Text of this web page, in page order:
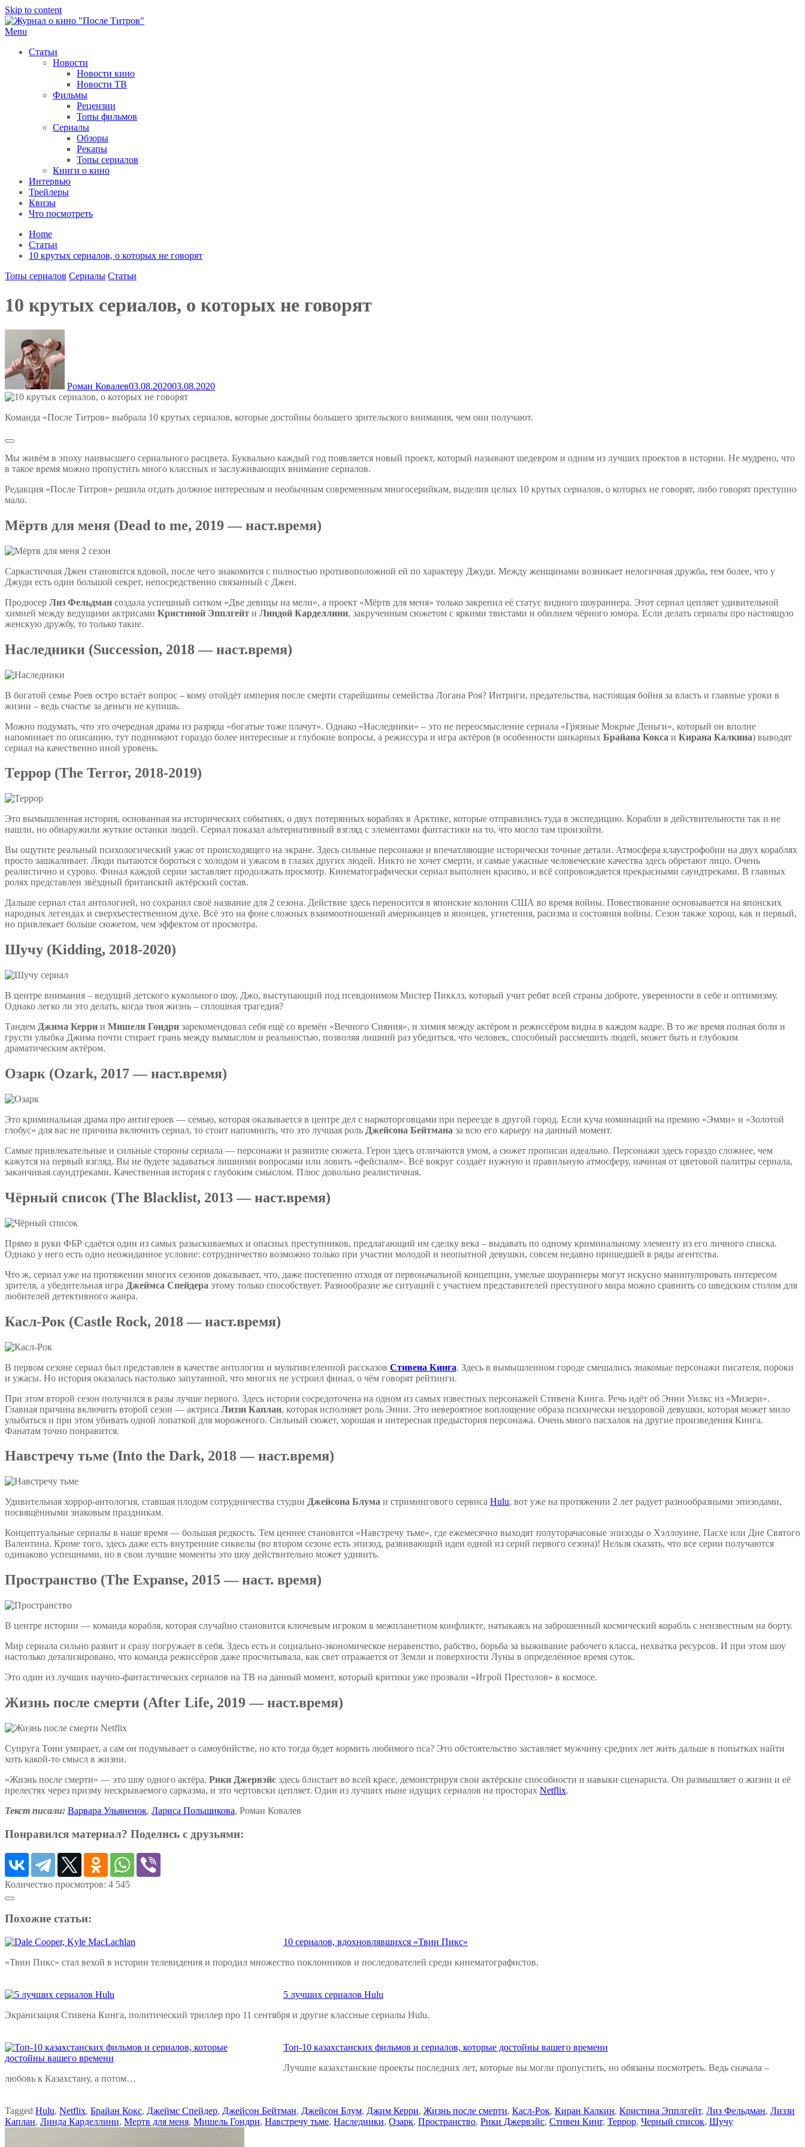
Skip to content
Menu
Статьи
Новости
Новости кино
Новости ТВ
Фильмы
Рецензии
Топы фильмов
Сериалы
Обзоры
Рекапы
Топы сериалов
Книги о кино
Интервью
Трейлеры
Квизы
Что посмотреть
Home
Статьи
10 крутых сериалов, о которых не говорят
Топы сериалов Сериалы Статьи
10 крутых сериалов, о которых не говорят
Роман Ковалев03.08.202003.08.2020
Команда «После Титров» выбрала 10 крутых сериалов, которые достойны большего зрительского внимания, чем они получают.
Мы живём в эпоху наивысшего сериального расцвета. Буквально каждый год появляется новый проект, который называют шедевром и одним из лучших проектов в истории. Не мудрено, что
в такое время можно пропустить много классных и заслуживающих внимание сериалов.
Редакция «После Титров» решила отдать должное интересным и необычным современным многосерийкам, выделив целых 10 крутых сериалов, о которых не говорят, либо говорят преступно
мало.
Мёртв для меня (Dead to me, 2019 — наст.время)
Саркастичная Джен становится вдовой, после чего знакомится с полностью противоположной ей по характеру Джуди. Между женщинами возникает нелогичная дружба, тем более, что у
Джуди есть один большой секрет, непосредственно связанный с Джен.
Продюсер Лиз Фельдман создала успешный ситком «Две девицы на мели», а проект «Мёртв для меня» только закрепил её статус видного шоураннера. Этот сериал цепляет удивительной
химией между ведущими актрисами Кристиной Эпплгейт и Линдой Карделлини, закрученным сюжетом с яркими твистами и обилием чёрного юмора. Если делать сериалы про настоящую
женскую дружбу, то только такие.
Наследники (Succession, 2018 — наст.время)
В богатой семье Роев остро встаёт вопрос – кому отойдёт империя после смерти старейшины семейства Логана Роя? Интриги, предательства, настоящая бойня за власть и главные уроки в
жизни – ведь счастье за деньги не купишь.
Можно подумать, что это очередная драма из разряда «богатые тоже плачут». Однако «Наследники» – это не переосмысление сериала «Грязные Мокрые Деньги», который он вполне
напоминает по описанию, тут поднимают гораздо более интересные и глубокие вопросы, а режиссура и игра актёров (в особенности шикарных Брайана Кокса и Кирана Калкина) выводят
сериал на качественно иной уровень.
Террор (The Terror, 2018-2019)
Это вымышленная история, основанная на исторических событиях, о двух потерянных кораблях в Арктике, которые отправились туда в экспедицию. Корабли в действительности так и не
нашли, но обнаружили жуткие останки людей. Сериал показал альтернативный взгляд с элементами фантастики на то, что могло там произойти.
Вы ощутите реальный психологический ужас от происходящего на экране. Здесь сильные персонажи и впечатляющие исторически точные детали. Атмосфера клаустрофобии на двух кораблях
просто зашкаливает. Люди пытаются бороться с холодом и ужасом в глазах других людей. Никто не хочет смерти, и самые ужасные человеческие качества здесь обретают лицо. Очень
реалистично и сурово. Финал каждой серии заставляет продолжать просмотр. Кинематографически сериал выполнен красиво, и всё сопровождается прекрасными саундтреками. В главных
ролях представлен звёздный британский актёрский состав.
Дальше сериал стал антологией, но сохранил своё название для 2 сезона. Действие здесь переносится в японские колонии США во время войны. Повествование основывается на японских
народных легендах и сверхъестественном духе. Всё это на фоне сложных взаимоотношений американцев и японцев, угнетения, расизма и состояния войны. Сезон также хорош, как и первый,
но привлекает больше сюжетом, чем эффектом от просмотра.
Шучу (Kidding, 2018-2020)
В центре внимания – ведущий детского кукольного шоу, Джо, выступающий под псевдонимом Мистер Пикклз, который учит ребят всей страны доброте, уверенности в себе и оптимизму.
Однако легко ли это делать, когда твоя жизнь – сплошная трагедия?
Тандем Джима Керри и Мишеля Гондри зарекомендовал себя ещё со времён «Вечного Сияния», и химия между актёром и режиссёром видна в каждом кадре. В то же время полная боли и
грусти улыбка Джима почти стирает грань между вымыслом и реальностью, позволяя лишний раз убедиться, что человек, способный рассмешить людей, может быть и глубоким
драматическим актёром.
Озарк (Ozark, 2017 — наст.время)
Это криминальная драма про антигероев — семью, которая оказывается в центре дел с наркоторговцами при переезде в другой город. Если куча номинаций на премию «Эмми» и «Золотой
глобус» для вас не причина включить сериал, то стоит напомнить, что это лучшая роль Джейсона Бейтмана за всю его карьеру на данный момент.
Самые привлекательные и сильные стороны сериала — персонажи и развитие сюжета. Герои здесь отличаются умом, а сюжет прописан идеально. Персонажи здесь гораздо сложнее, чем
кажутся на первый взгляд. Вы не будете задаваться лишними вопросами или ловить «фейспалм». Всё вокруг создаёт нужную и правильную атмосферу, начиная от цветовой палитры сериала,
заканчивая саундтреками. Качественная история с глубоким смыслом. Плюс довольно реалистичная.
Чёрный список (The Blacklist, 2013 — наст.время)
Прямо в руки ФБР сдаётся один из самых разыскиваемых и опасных преступников, предлагающий им сделку века – выдавать по одному криминальному элементу из его личного списка.
Однако у него есть одно неожиданное условие: сотрудничество возможно только при участии молодой и неопытной девушки, совсем недавно пришедшей в ряды агентства.
Что ж, сериал уже на протяжении многих сезонов доказывает, что, даже постепенно отходя от первоначальной концепции, умелые шоураннеры могут искусно манипулировать интересом
зрителя, а убедительная игра Джеймса Спейдера этому только способствует. Разнообразие же ситуаций с участием представителей преступного мира можно сравнить со шведским столом для
любителей детективного жанра.
Касл-Рок (Castle Rock, 2018 — наст.время)
В первом сезоне сериал был представлен в качестве антологии и мультивселенной рассказов Стивена Кинга. Здесь в вымышленном городе смешались знакомые персонажи писателя, пороки
и ужасы. Но история оказалась настолько запутанной, что многих не устроил финал, о чём говорят рейтинги.
При этом второй сезон получился в разы лучше первого. Здесь история сосредоточена на одном из самых известных персонажей Стивена Кинга. Речь идёт об Энни Уилкс из «Мизери».
Главная причина включить второй сезон — актриса Лиззи Каплан, которая исполняет роль Энни. Это невероятное воплощение образа психически нездоровой девушки, которая может мило
улыбаться и при этом убивать одной лопаткой для мороженого. Сильный сюжет, хорошая и интересная предыстория персонажа. Очень много пасхалок на другие произведения Кинга.
Фанатам точно понравится.
Навстречу тьме (Into the Dark, 2018 — наст.время)
Удивительная хоррор-антология, ставшая плодом сотрудничества студии Джейсона Блума и стримингового сервиса Hulu, вот уже на протяжении 2 лет радует разнообразными эпизодами,
посвящёнными знаковым праздникам.
Концептуальные сериалы в наше время — большая редкость. Тем ценнее становится «Навстречу тьме», где ежемесячно выходят полуторачасовые эпизоды о Хэллоуине, Пасхе или Дне Святого
Валентина. Кроме того, здесь даже есть внутренние сиквелы (во втором сезоне есть эпизод, развивающий идеи одной из серий первого сезона)! Нельзя сказать, что все серии получаются
одинаково успешными, но в свои лучшие моменты это шоу действительно может удивить.
Пространство (The Expanse, 2015 — наст. время)
В центре истории — команда корабля, которая случайно становится ключевым игроком в межпланетном конфликте, натыкаясь на заброшенный космический корабль с неизвестным на борту.
Мир сериала сильно развит и сразу погружает в себя. Здесь есть и социально-экономическое неравенство, рабство, борьба за выживание рабочего класса, нехватка ресурсов. И при этом шоу
настолько детализировано, что команда режиссёров даже просчитывала, как свет отражается от Земли и поверхности Луны в определённое время суток.
Это один из лучших научно-фантастических сериалов на ТВ на данный момент, который критики уже прозвали «Игрой Престолов» в космосе.
Жизнь после смерти (After Life, 2019 — наст.время)
Супруга Тони умирает, а сам он подумывает о самоубийстве, но кто тогда будет кормить любимого пса? Это обстоятельство заставляет мужчину средних лет жить дальше в попытках найти
хоть какой-то смысл в жизни.
«Жизнь после смерти» — это шоу одного актёра. Рики Джервэйс здесь блистает во всей красе, демонстрируя свои актёрские способности и навыки сценариста. Он размышляет о жизни и её
прелестях через призму нескрываемого сарказма, и это чертовски цепляет. Один из лучших ныне идущих сериалов на просторах Netflix.
Текст писали: Варвара Ульяненок, Лариса Польшикова, Роман Ковалев
Понравился материал? Поделись с друзьями:
Количество просмотров: 4 545
Похожие статьи:
10 сериалов, вдохновлявшихся «‎Твин Пикс»
«‎Твин Пикс» стал вехой в истории телевидения и породил множество поклонников и последователей среди кинематографистов.
5 лучших сериалов Hulu
Экранизация Стивена Кинга, политический триллер про 11 сентября и другие классные сериалы Hulu.
Топ-10 казахстанских фильмов и сериалов, которые достойны вашего времени
Лучшие казахстанские проекты последних лет, которые вы могли пропустить, но обязаны посмотреть. Ведь сначала –
любовь к Казахстану, а потом…
Tagged Hulu, Netflix, Брайан Кокс, Джеймс Спейдер, Джейсон Бейтман, Джейсон Блум, Джим Керри, Жизнь после смерти, Касл-Рок, Киран Калкин, Кристина Эпплгейт, Лиз Фельдман, Лиззи
Каплан, Линда Карделлини, Мертв для меня, Мишель Гондри, Навстречу тьме, Наследники, Озарк, Пространство, Рики Джервэйс, Стивен Кинг, Террор, Черный список, Шучу